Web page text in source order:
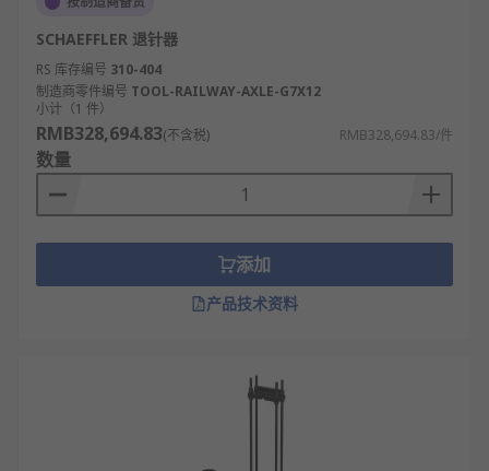
SCHAEFFLER 退针器
RS 库存编号 310-404
制造商零件编号 TOOL-RAILWAY-AXLE-G7X12
小计（1 件）
RMB328,694.83(不含税) RMB328,694.83/件
数量
添加
产品技术资料